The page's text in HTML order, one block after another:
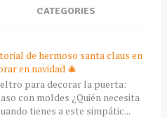
CATEGORIES
de hermoso santa claus en
en navidad 🎄
para decorar la puerta:
con moldes ¿Quién necesita
tienes a este simpátic...